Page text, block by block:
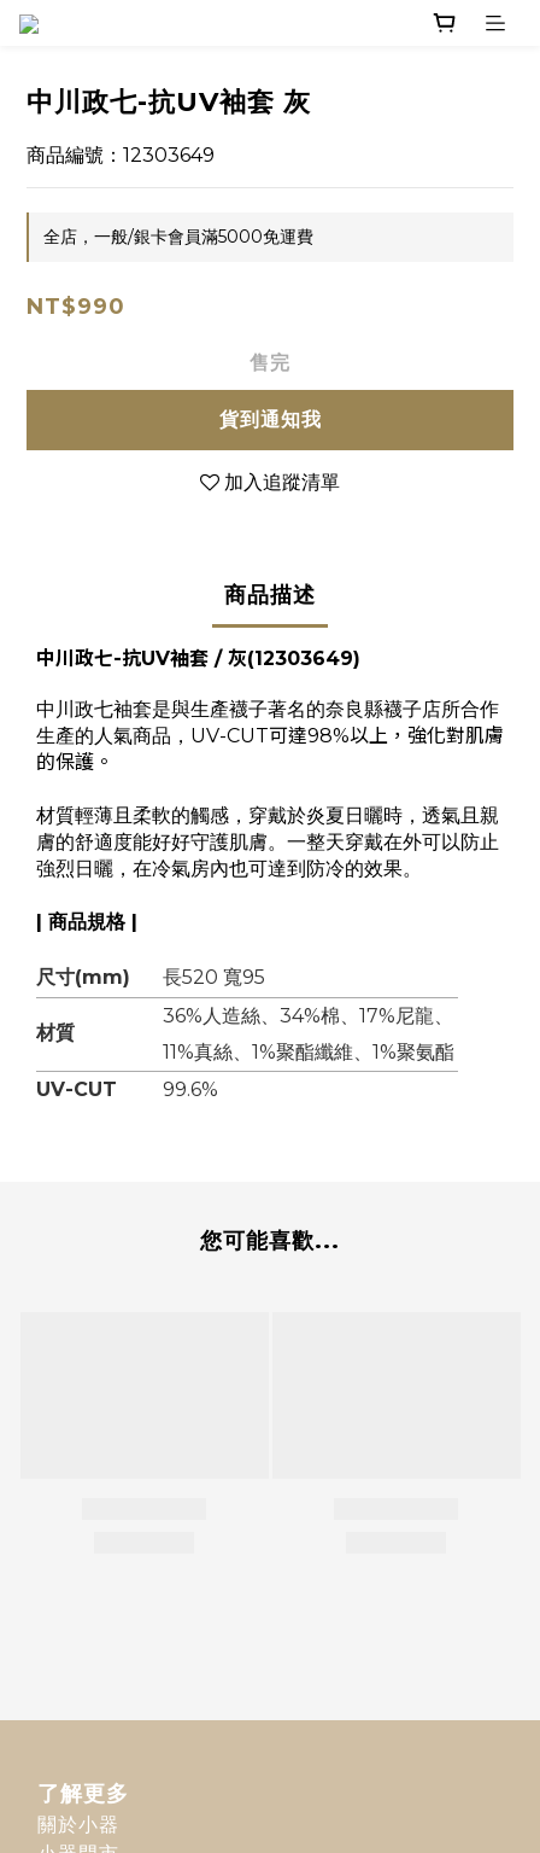
中川政七-抗UV袖套 灰
商品編號：12303649
全店，一般/銀卡會員滿5000免運費
NT$990
售完
貨到通知我
加入追蹤清單
商品描述
中川政七-抗UV袖套 / 灰(12303649)
中川政七袖套是與生產襪子著名的奈良縣襪子店所合作
生產的人氣商品， UV-CUT可達98%以上，強化對肌膚
的保護。
材質輕薄且柔軟的觸感，穿戴於炎夏日曬時，透氣且親
膚的舒適度能好好守護肌膚。一整天穿戴在外可以防止
強烈日曬，在冷氣房內也可達到防冷的效果。
| 商品規格 |
尺寸(mm) 長520 寬95
材質
36%人造絲、34%棉、17%尼龍、
11%真絲、1%聚酯纖維、1%聚氨酯
UV-CUT
99.6%
您可能喜歡...
了解更多
關於小器